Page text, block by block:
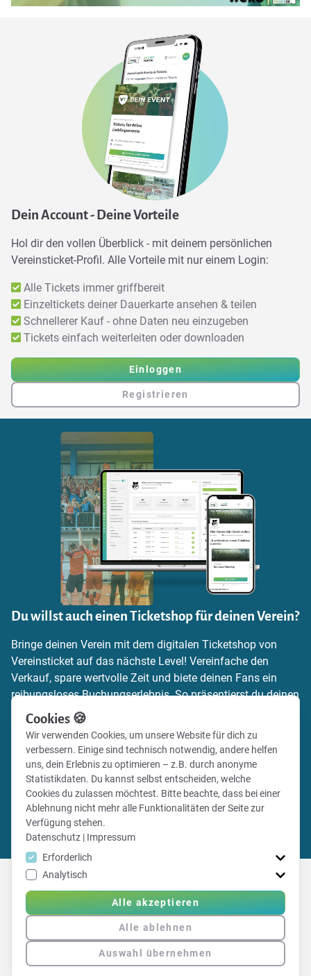
Dein Account - Deine Vorteile
Hol dir den vollen Überblick - mit deinem persönlichen
Vereinsticket-Profil. Alle Vorteile mit nur einem Login:
Alle Tickets immer griffbereit
Einzeltickets deiner Dauerkarte ansehen & teilen
Schnellerer Kauf - ohne Daten neu einzugeben
Tickets einfach weiterleiten oder downloaden
Einloggen
Registrieren
Du willst auch einen Ticketshop für deinen Verein?
Bringe deinen Verein mit dem digitalen Ticketshop von
Vereinsticket auf das nächste Level! Vereinfache den
Verkauf, spare wertvolle Zeit und biete deinen Fans ein
reibungsloses Buchungserlebnis. So präsentierst du deinen
Verein zeitgemäß und professionell.
Mehr Informationen zum Ticketing findest du auf unserer
Webseite – oder registriere dich und lege direkt mit deinem
Ticketshop los!
Mehr Informationen
Direkt registrieren
Cookies 🍪
Wir verwenden Cookies, um unsere Website für dich zu
verbessern. Einige sind technisch notwendig, andere helfen
uns, dein Erlebnis zu optimieren – z.B. durch anonyme
Statistikdaten. Du kannst selbst entscheiden, welche
Cookies du zulassen möchtest. Bitte beachte, dass bei einer
Ablehnung nicht mehr alle Funktionalitäten der Seite zur
Verfügung stehen.
Datenschutz | Impressum
Erforderlich
Analytisch
Alle akzeptieren
Alle ablehnen
Auswahl übernehmen
Erfahre hier mehr über Vereinsticket
|Impressum